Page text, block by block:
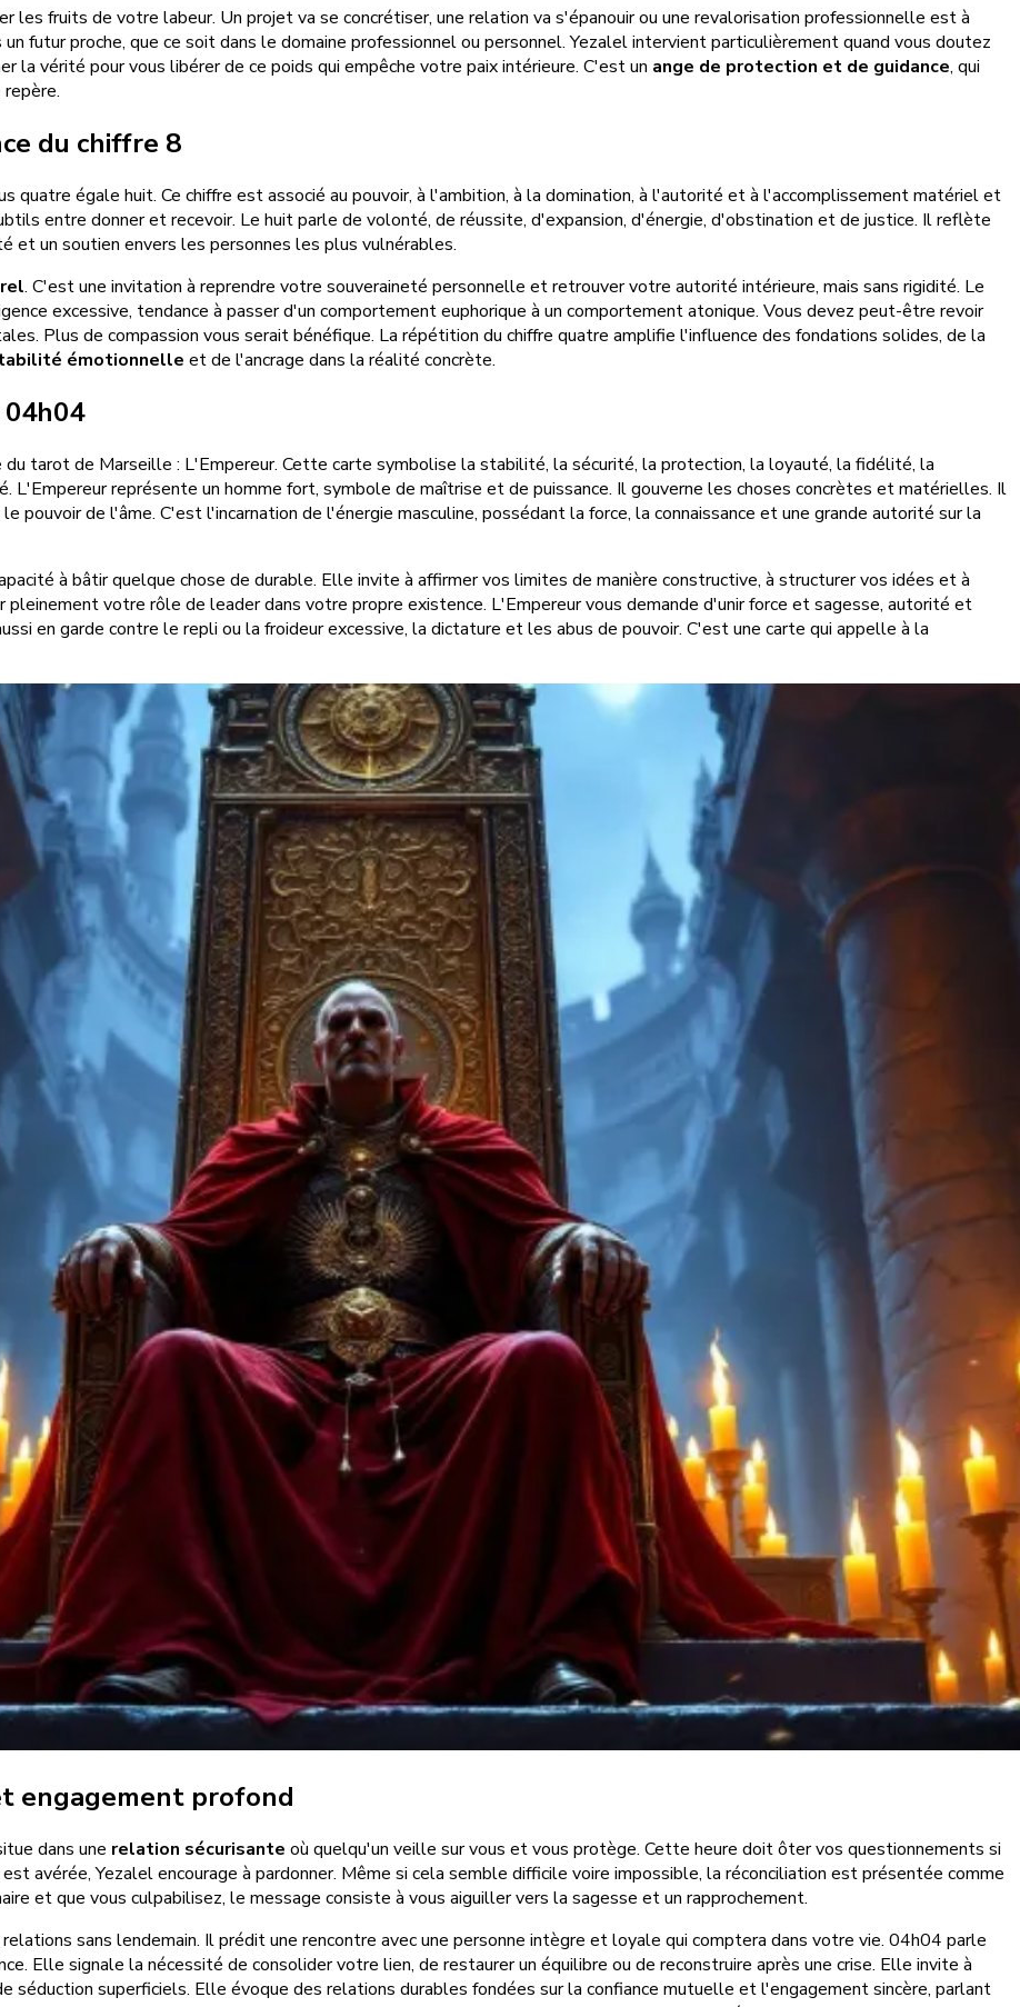
fruits de votre labeur. Un projet va se concrétiser, une relation va s'épanouir ou une revalorisation professionnelle est à
futur proche, que ce soit dans le domaine professionnel ou personnel. Yezalel intervient particulièrement quand vous doutez
la vérité pour vous libérer de ce poids qui empêche votre paix intérieure. C'est un ange de protection et de guidance, qui
du chiffre 8
quatre égale huit. Ce chiffre est associé au pouvoir, à l'ambition, à la domination, à l'autorité et à l'accomplissement matériel et
entre donner et recevoir. Le huit parle de volonté, de réussite, d'expansion, d'énergie, d'obstination et de justice. Il reflète
et un soutien envers les personnes les plus vulnérables.
. C'est une invitation à reprendre votre souveraineté personnelle et retrouver votre autorité intérieure, mais sans rigidité. Le
excessive, tendance à passer d'un comportement euphorique à un comportement atonique. Vous devez peut-être revoir
Plus de compassion vous serait bénéfique. La répétition du chiffre quatre amplifie l'influence des fondations solides, de la
émotionnelle et de l'ancrage dans la réalité concrète.
tarot de Marseille : L'Empereur. Cette carte symbolise la stabilité, la sécurité, la protection, la loyauté, la fidélité, la
représente un homme fort, symbole de maîtrise et de puissance. Il gouverne les choses concrètes et matérielles. Il
de l'âme. C'est l'incarnation de l'énergie masculine, possédant la force, la connaissance et une grande autorité sur la
à bâtir quelque chose de durable. Elle invite à affirmer vos limites de manière constructive, à structurer vos idées et à
pleinement votre rôle de leader dans votre propre existence. L'Empereur vous demande d'unir force et sagesse, autorité et
en garde contre le repli ou la froideur excessive, la dictature et les abus de pouvoir. C'est une carte qui appelle à la
engagement profond
dans une relation sécurisante où quelqu'un veille sur vous et vous protège. Cette heure doit ôter vos questionnements si
avérée, Yezalel encourage à pardonner. Même si cela semble difficile voire impossible, la réconciliation est présentée comme
et que vous culpabilisez, le message consiste à vous aiguiller vers la sagesse et un rapprochement.
sans lendemain. Il prédit une rencontre avec une personne intègre et loyale qui comptera dans votre vie. 04h04 parle
Elle signale la nécessité de consolider votre lien, de restaurer un équilibre ou de reconstruire après une crise. Elle invite à
séduction superficiels. Elle évoque des relations durables fondées sur la confiance mutuelle et l'engagement sincère, parlant